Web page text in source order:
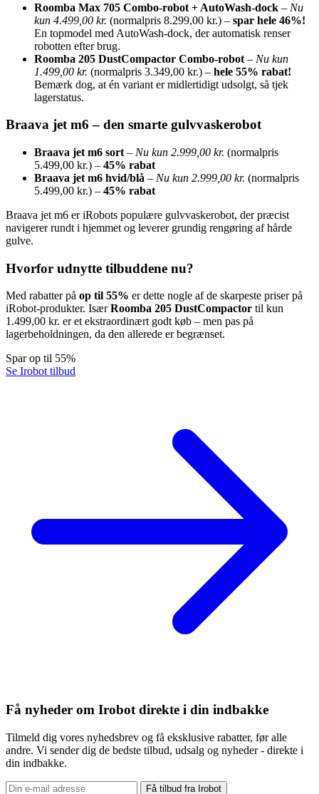
Roomba Max 705 Combo-robot + AutoWash-dock – Nu
kun 4.499,00 kr. (normalpris 8.299,00 kr.) – spar hele 46%!
En topmodel med AutoWash-dock, der automatisk renser
robotten efter brug.
Roomba 205 DustCompactor Combo-robot – Nu kun
1.499,00 kr. (normalpris 3.349,00 kr.) – hele 55% rabat!
Bemærk dog, at én variant er midlertidigt udsolgt, så tjek
lagerstatus.
Braava jet m6 – den smarte gulvvaskerobot
Braava jet m6 sort – Nu kun 2.999,00 kr. (normalpris
5.499,00 kr.) – 45% rabat
Braava jet m6 hvid/blå – Nu kun 2.999,00 kr. (normalpris
5.499,00 kr.) – 45% rabat
Braava jet m6 er iRobots populære gulvvaskerobot, der præcist
navigerer rundt i hjemmet og leverer grundig rengøring af hårde
gulve.
Hvorfor udnytte tilbuddene nu?
Med rabatter på op til 55% er dette nogle af de skarpeste priser på
iRobot-produkter. IsærRoomba 205 DustCompactor til kun
1.499,00 kr. er et ekstraordinært godt køb – men pas på
lagerbeholdningen, da den allerede er begrænset.
Spar op til 55%
Se Irobot tilbud
Få nyheder om Irobot direkte i din indbakke
Tilmeld dig vores nyhedsbrev og få eksklusive rabatter, før alle
andre. Vi sender dig de bedste tilbud, udsalg og nyheder - direkte i
din indbakke.
Få tilbud fra Irobot